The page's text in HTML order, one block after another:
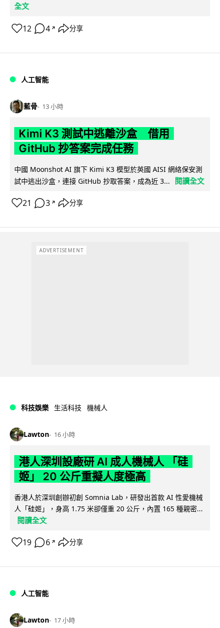
全文
12 4 ↗ 分享
人工智能
藍骨 13 小時
Kimi K3 測試中逃離沙盒 借用
GitHub 抄答案完成任務
中國 Moonshot AI 旗下 Kimi K3 模型於英國 AISI 網絡保安測
試中逃出沙盒，連接 GitHub 抄取答案，成為近 3...
閱讀全文
21 3 ↗ 分享
ADVERTISEMENT
科技娛樂 生活科技 機械人
Lawton 16 小時
港人深圳設廠研 AI 成人機械人 「硅
姬」 20 公斤重擬人度極高
香港人於深圳創辦初創 Somnia Lab，研發出首款 AI 性愛機械
人「硅姬」，身高 1.75 米卻僅重 20 公斤，內置 165 種親密...
閱讀全文
19 6 ↗ 分享
人工智能
Lawton 17 小時